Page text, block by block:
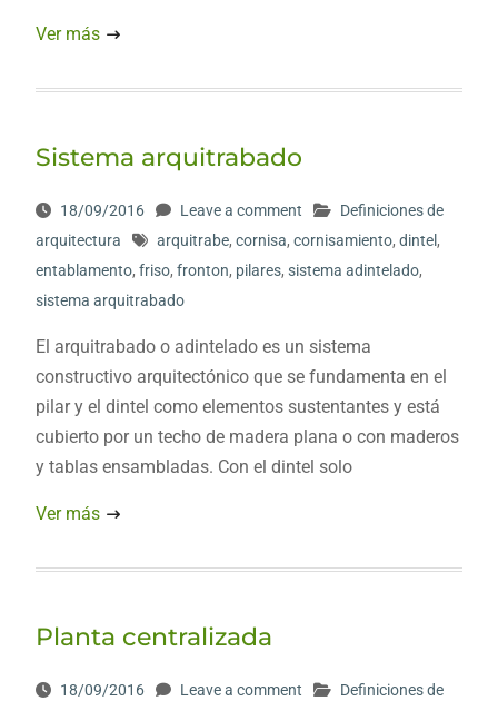
Ver más
Sistema arquitrabado
18/09/2016 Leave a comment
Definiciones de
arquitectura
arquitrabe, cornisa, cornisamiento, dintel ,
entablamento, friso, fronton, pilares, sistema adintelado,
sistema arquitrabado
El arquitrabado o adintelado es un sistema
constructivo arquitectónico que se fundamenta en el
pilar y el dintel como elementos sustentantes y está
cubierto por un techo de madera plana o con maderos
y tablas ensambladas. Con el dintel solo
Ver más
Planta centralizada
18/09/2016 Leave a comment
Definiciones de